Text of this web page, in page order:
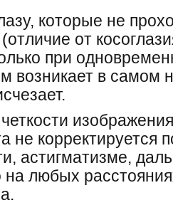
которые не
от
при
возникает в самом
не корректируется
астигматизме,
на любых